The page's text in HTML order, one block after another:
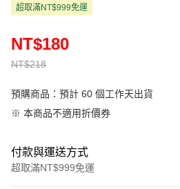
超取滿NT$999免運
NT$218
NT$180
預購商品：預計 60 個工作天出貨
※ 本商品不適用折價券
付款與運送方式
超取滿NT$999免運